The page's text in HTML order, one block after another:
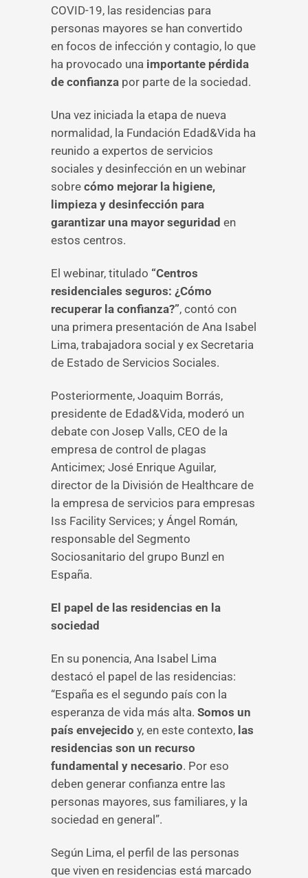
COVID-19, las residencias para
personas mayores se han convertido
en focos de infección y contagio, lo que
ha provocado una importante pérdida
de confianza por parte de la sociedad.
Una vez iniciada la etapa de nueva
normalidad, la Fundación Edad&Vida ha
reunido a expertos de servicios
sociales y desinfección en un webinar
sobre cómo mejorar la higiene,
limpieza y desinfección para
garantizar una mayor seguridad en
estos centros.
El webinar, titulado “Centros
residenciales seguros: ¿Cómo
recuperar la confianza?”, contó con
una primera presentación de Ana Isabel
Lima, trabajadora social y ex Secretaria
de Estado de Servicios Sociales.
Posteriormente, Joaquim Borrás,
presidente de Edad&Vida, moderó un
debate con Josep Valls, CEO de la
empresa de control de plagas
Anticimex; José Enrique Aguilar,
director de la División de Healthcare de
la empresa de servicios para empresas
Iss Facility Services; y Ángel Román,
responsable del Segmento
Sociosanitario del grupo Bunzl en
España.
El papel de las residencias en la
sociedad
En su ponencia, Ana Isabel Lima
destacó el papel de las residencias:
“España es el segundo país con la
esperanza de vida más alta. Somos un
país envejecido y, en este contexto, las
residencias son un recurso
fundamental y necesario. Por eso
deben generar confianza entre las
personas mayores, sus familiares, y la
sociedad en general”.
Según Lima, el perfil de las personas
que viven en residencias está marcado